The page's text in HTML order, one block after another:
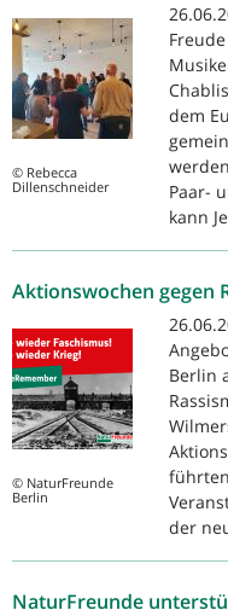
© Rebecca
Dillenschneider
dem
Paar-
kann
Aktionswochen gegen
© NaturFreunde
Berlin
Berlin
der
NaturFreunde